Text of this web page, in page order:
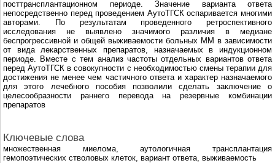
посттрансплантационном периоде. Значение варианта ответа
непосредственно перед проведением АутоТГСК оспаривается многими
авторами. По результатам проведенного ретроспективного
исследования не выявлено значимого различия в медиане
беспрогрессивной и общей выживаемости больных ММ в зависимости
от вида лекарственных препаратов, назначаемых в индукционном
периоде. Вместе с тем анализ частоты отдельных вариантов ответа
перед АутоТГСК в совокупности с необходимостью смены терапии для
достижения не менее чем частичного ответа и характер назначаемого
для этого лечебного пособия позволили сделать заключение о
целесообразности раннего перевода на резервные комбинации
препаратов
Ключевые слова
множественная миелома, аутологичная трансплантация
гемопоэтических стволовых клеток, вариант ответа, выживаемость